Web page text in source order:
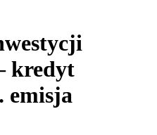
kredyt
emisja